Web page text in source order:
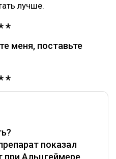
лучше.
меня, поставьте
показал
Альцгеймере